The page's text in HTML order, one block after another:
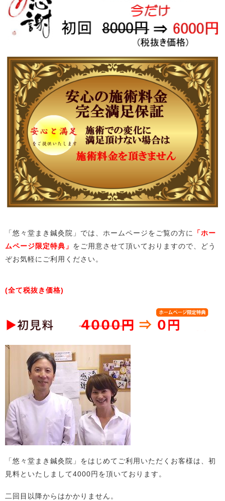
「悠々堂まき鍼灸院」では、ホームページをご覧の方に
「ホー
ムページ限定特典」 をご用意させて頂いておりますので、どう
ぞお気軽にご利用ください。
(全て税抜き価格)
「悠々堂まき鍼灸院」をはじめてご利用いただくお客様は、初
見料といたしまして4000円を頂いております。
二回目以降からはかかりません。